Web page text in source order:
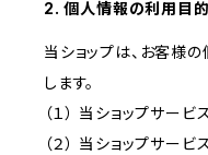
2. 個人情報の利用目的
当ショップは、お客様
します。
（１） 当ショップサー
（２） 当ショップサー